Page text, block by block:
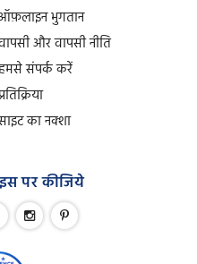
भुगतान
और वापसी नीति
संपर्क करें
का नक्शा
पर कीजिये